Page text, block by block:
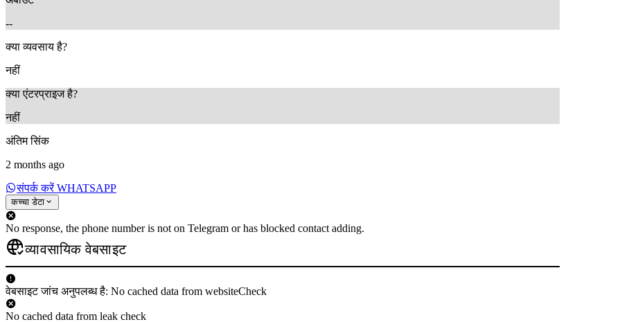
--
क्या व्यवसाय है?
नहीं
क्या एंटरप्राइज है?
नहीं
अंतिम सिंक
2 months ago
संपर्क करें WHATSAPP
कच्चा डेटा
No response, the phone number is not on Telegram or has blocked contact adding.
व्यावसायिक वेबसाइट
वेबसाइट जांच अनुपलब्ध है: No cached data from websiteCheck
No cached data from leak check